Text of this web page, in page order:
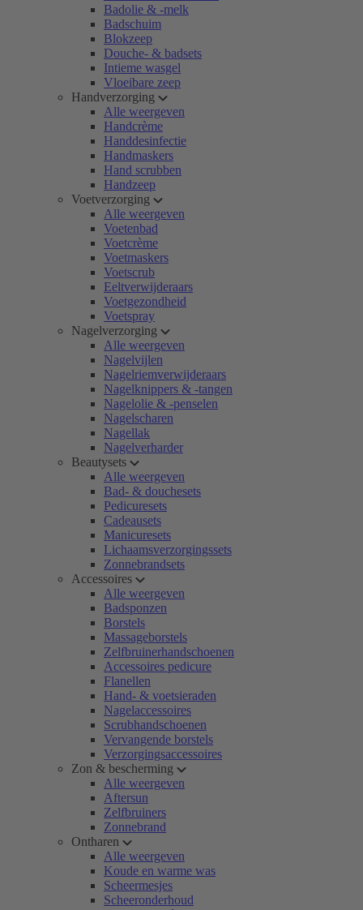
Badolie & -melk
Badschuim
Blokzeep
Douche- & badsets
Intieme wasgel
Vloeibare zeep
Handverzorging
Alle weergeven
Handcrème
Handdesinfectie
Handmaskers
Hand scrubben
Handzeep
Voetverzorging
Alle weergeven
Voetenbad
Voetcrème
Voetmaskers
Voetscrub
Eeltverwijderaars
Voetgezondheid
Voetspray
Nagelverzorging
Alle weergeven
Nagelvijlen
Nagelriemverwijderaars
Nagelknippers & -tangen
Nagelolie & -penselen
Nagelscharen
Nagellak
Nagelverharder
Beautysets
Alle weergeven
Bad- & douchesets
Pedicuresets
Cadeausets
Manicuresets
Lichaamsverzorgingssets
Zonnebrandsets
Accessoires
Alle weergeven
Badsponzen
Borstels
Massageborstels
Zelfbruinerhandschoenen
Accessoires pedicure
Flanellen
Hand- & voetsieraden
Nagelaccessoires
Scrubhandschoenen
Vervangende borstels
Verzorgingsaccessoires
Zon & bescherming
Alle weergeven
Aftersun
Zelfbruiners
Zonnebrand
Ontharen
Alle weergeven
Koude en warme was
Scheermesjes
Scheeronderhoud